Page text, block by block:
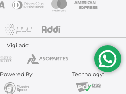
Vigilado:
Powered By: Technology: